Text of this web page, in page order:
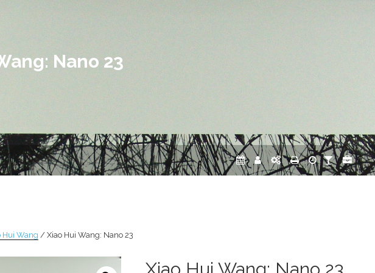
Nano 23
Hui Wang / Xiao Hui Wang: Nano 23